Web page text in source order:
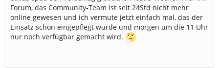
Forum, das Community-Team ist seit 24Std nicht mehr
online gewesen und ich vermute jetzt einfach mal, das der
Einsatz schon eingepflegt wurde und morgen um die 11 Uhr
nur noch verfügbar gemacht wird.